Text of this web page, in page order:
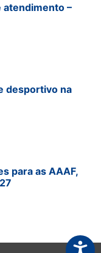
–
desportivo na
para as AAAF,